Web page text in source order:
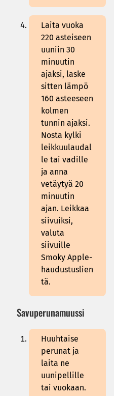
Laita vuoka
220 asteiseen
uuniin 30
minuutin
ajaksi, laske
sitten lämpö
160 asteeseen
kolmen
tunnin ajaksi.
Nosta kylki
leikkuulaudal
le tai vadille
ja anna
vetäytyä 20
minuutin
ajan. Leikkaa
siivuiksi,
valuta
siivuille
Smoky Apple-
haudustuslien
tä.
Savuperunamuussi
Huuhtaise
perunat ja
laita ne
uunipellille
tai vuokaan.